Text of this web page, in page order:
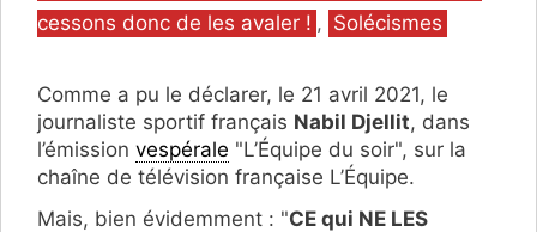
cessons donc de les avaler ! , Solécismes
Comme a pu le déclarer, le 21 avril 2021, le
journaliste sportif français Nabil Djellit, dans
l’émission vespérale "L’Équipe du soir", sur la
chaîne de télévision française L’Équipe.
Mais, bien évidemment : "CE qui NE LES